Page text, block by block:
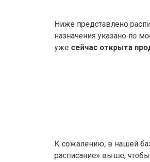
Ниже представлено
назначения указано по
уже сейчас открыта
К сожалению, в нашей
расписание» выше,